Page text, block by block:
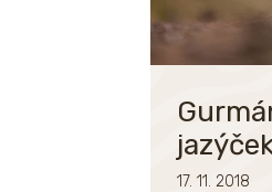
17. 11. 2018